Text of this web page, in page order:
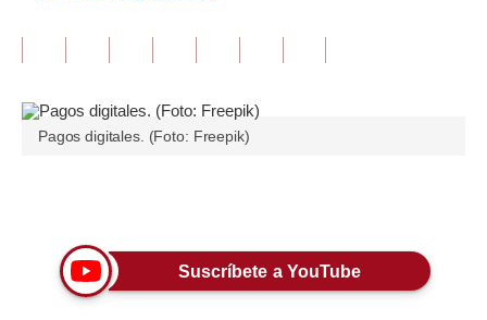
Opinión
Editorial
Tendencias
Lujo
Pagos digitales. (Foto: Freepik)
Suscríbete a YouTube